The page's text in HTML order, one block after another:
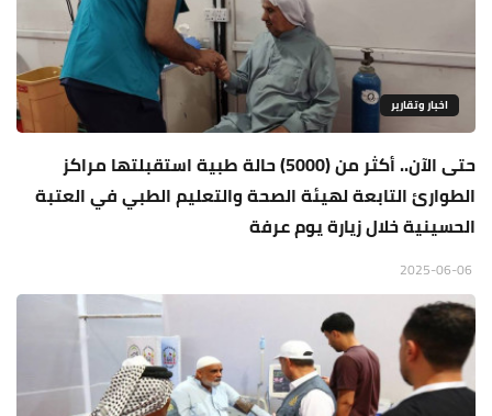
اخبار وتقارير
حتى الآن.. أكثر من (5000) حالة طبية استقبلتها مراكز
الطوارئ التابعة لهيئة الصحة والتعليم الطبي في العتبة
الحسينية خلال زيارة يوم عرفة